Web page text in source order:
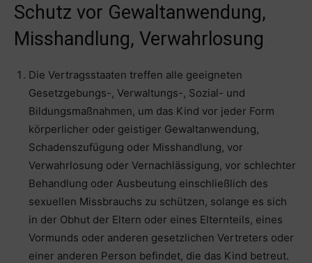
Schutz vor Gewaltanwendung,
Misshandlung, Verwahrlosung
Die Vertragsstaaten treffen alle geeigneten
Gesetzgebungs-, Verwaltungs-, Sozial- und
Bildungsmaßnahmen, um das Kind vor jeder Form
körperlicher oder geistiger Gewaltanwendung,
Schadenszufügung oder Misshandlung, vor
Verwahrlosung oder Vernachlässigung, vor schlechter
Behandlung oder Ausbeutung einschließlich des
sexuellen Missbrauchs zu schützen, solange es sich
in der Obhut der Eltern oder eines Elternteils, eines
Vormunds oder anderen gesetzlichen Vertreters oder
einer anderen Person befindet, die das Kind betreut.